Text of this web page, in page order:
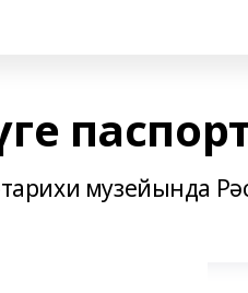
музейында